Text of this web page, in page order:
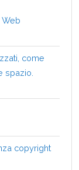
come
spazio.
copyright